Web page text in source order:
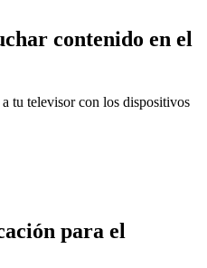
contenido en el
tu televisor con los dispositivos
para el